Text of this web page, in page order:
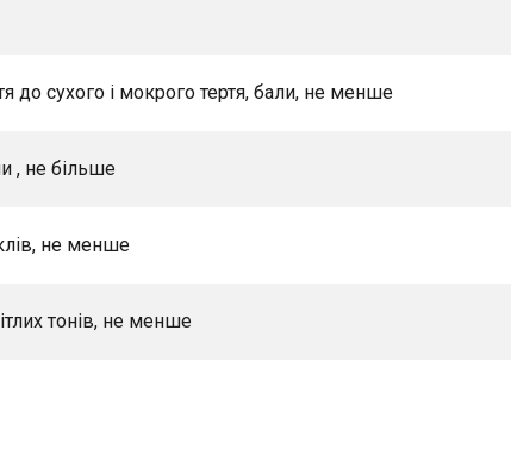
до сухого і мокрого тертя, бали, не менше
, не більше
не менше
тонів, не менше